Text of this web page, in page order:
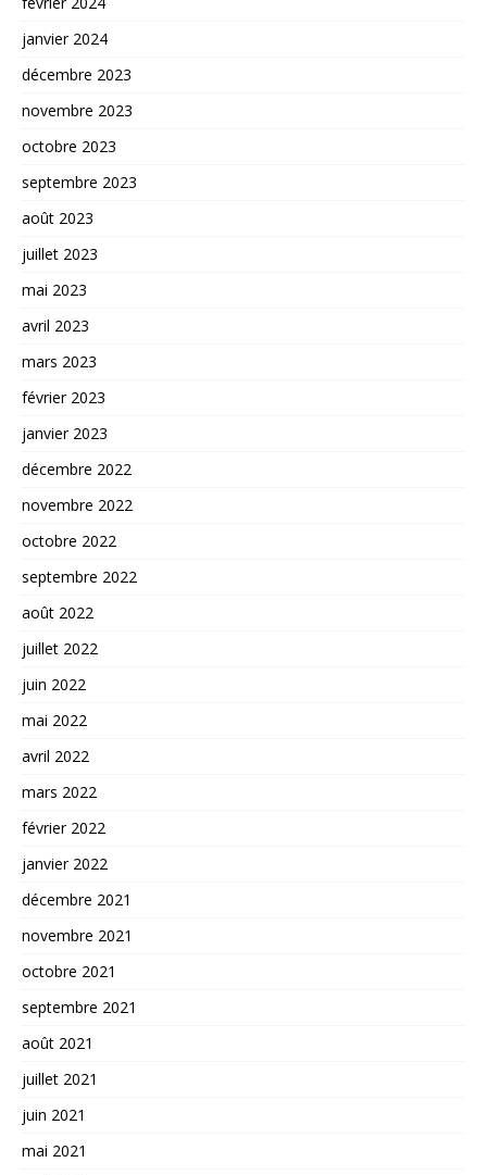
janvier 2024
décembre 2023
novembre 2023
octobre 2023
septembre 2023
août 2023
juillet 2023
mai 2023
avril 2023
mars 2023
février 2023
janvier 2023
décembre 2022
novembre 2022
octobre 2022
septembre 2022
août 2022
juillet 2022
juin 2022
mai 2022
avril 2022
mars 2022
février 2022
janvier 2022
décembre 2021
novembre 2021
octobre 2021
septembre 2021
août 2021
juillet 2021
juin 2021
mai 2021